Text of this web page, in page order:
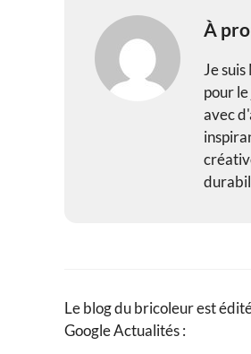
À
Je
pour
avec
Le blog du bricoleur est
Google Actualités :